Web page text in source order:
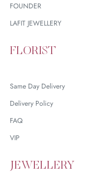
FOUNDER
LAFIT JEWELLERY
FLORIST
Same Day Delivery
Delivery Policy
FAQ
VIP
JEWELLERY